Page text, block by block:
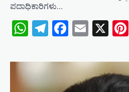
ಪದಾಧಿಕಾರಿಗಳು…
WhatsApp
Telegram
Facebook
Email
X